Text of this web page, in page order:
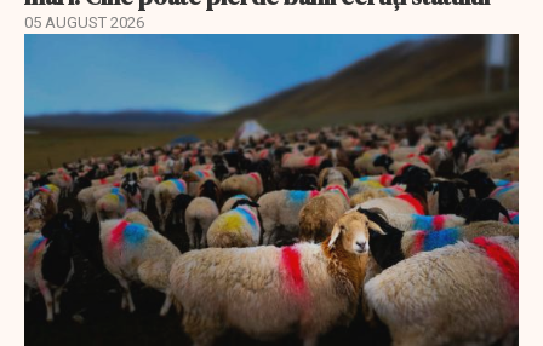
05 AUGUST 2026